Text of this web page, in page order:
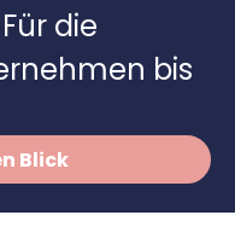
Für die
bis
Blick